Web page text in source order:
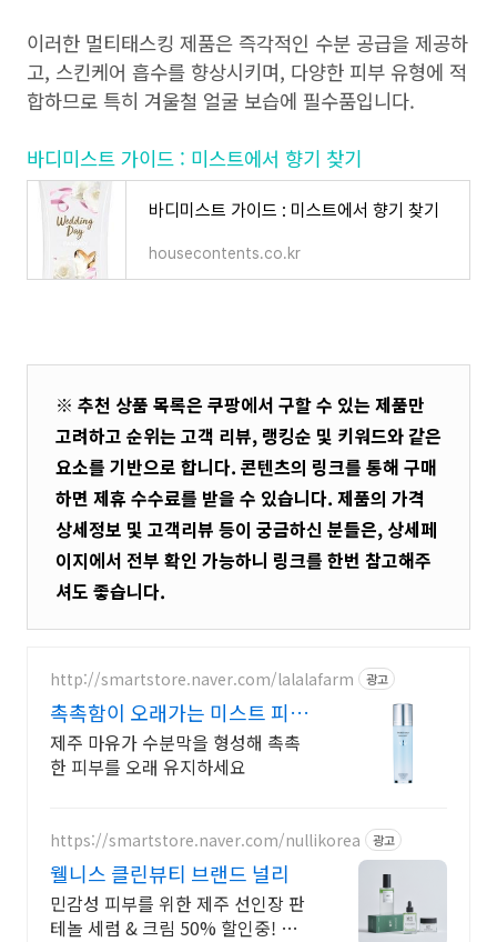
이러한 멀티태스킹 제품은 즉각적인 수분 공급을 제공하
고, 스킨케어 흡수를 향상시키며, 다양한 피부 유형에 적
합하므로 특히 겨울철 얼굴 보습에 필수품입니다.
바디미스트 가이드 : 미스트에서 향기 찾기
바디미스트 가이드 : 미스트에서 향기 찾기
housecontents.co.kr
※ 추천 상품 목록은 쿠팡에서 구할 수 있는 제품만
고려하고 순위는 고객 리뷰, 랭킹순 및 키워드와 같은
요소를 기반으로 합니다. 콘텐츠의 링크를 통해 구매
하면 제휴 수수료를 받을 수 있습니다. 제품의 가격
상세정보 및 고객리뷰 등이 궁금하신 분들은, 상세페
이지에서 전부 확인 가능하니 링크를 한번 참고해주
셔도 좋습니다.
http://smartstore.naver.com/lalalafarm 광고
촉촉함이 오래가는 미스트 피부
속까지 수분충전
제주 마유가 수분막을 형성해 촉촉
한 피부를 오래 유지하세요
https://smartstore.naver.com/nullikorea 광고
웰니스 클린뷰티 브랜드 널리
민감성 피부를 위한 제주 선인장 판
테놀 세럼 & 크림 50% 할인중! 비건